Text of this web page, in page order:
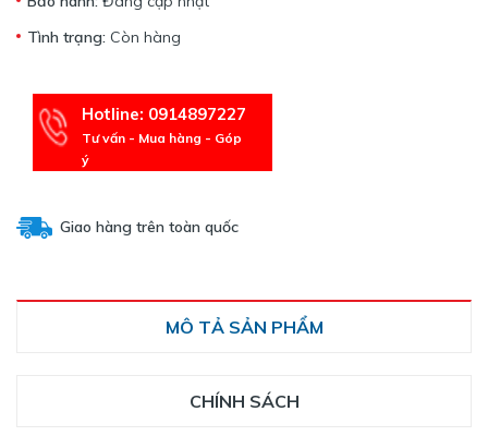
Tình trạng: Còn hàng
Hotline: 0914897227
Tư vấn - Mua hàng - Góp
ý
Giao hàng trên toàn quốc
MÔ TẢ SẢN PHẨM
CHÍNH SÁCH